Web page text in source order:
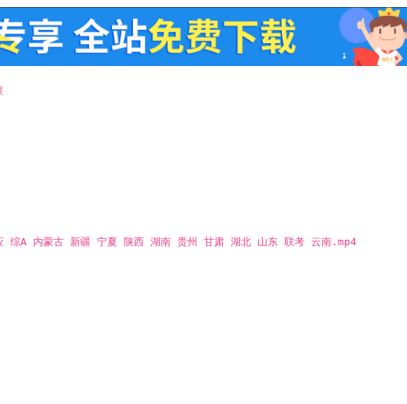
综A 内蒙古 新疆 宁夏 陕西 湖南 贵州 甘肃 湖北 山东 联考 云南.mp4